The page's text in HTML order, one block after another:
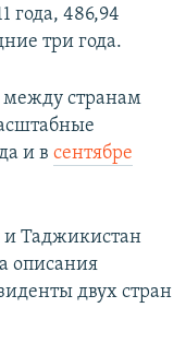
года, 486,94
три года.
между странам
и в сентябре
и Таджикистан
описания
двух стран